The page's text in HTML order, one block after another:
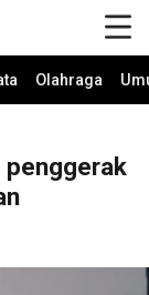
Olahraga